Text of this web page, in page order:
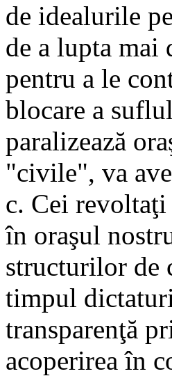
de idealurile
de a lupta mai
pentru a le
blocare a
paralizează
"civile", va
c. Cei
în oraşul
structurilor de
timpul
transparenţă
acoperirea în